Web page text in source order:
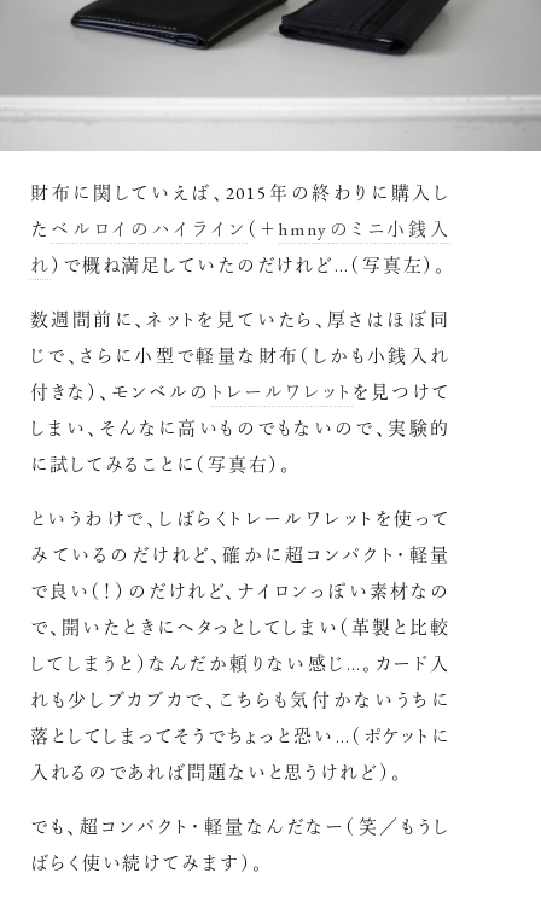
財布に関していえば、2015年の終わりに購入し
た ベルロイのハイライン （＋hmnyのミニ小銭入
れ ）で概ね満足していたのだけれど…（写真左）。
数週間前に、ネットを見ていたら、厚さはほぼ同
じで、さらに小型で軽量な財布（しかも小銭入れ
付きな）、モンベルの トレールワレット を見つけて
しまい、そんなに高いものでもないので、実験的
に試してみることに（写真右）。
というわけで、しばらくトレールワレットを使って
みているのだけれど、確かに超コンパクト・軽量
で良い（！）のだけれど、ナイロンっぽい素材なの
で、開いたときにヘタっとしてしまい（革製と比較
してしまうと）なんだか頼りない感じ…。カード入
れも少しブカブカで、こちらも気付かないうちに
落としてしまってそうでちょっと恐い…（ポケットに
入れるのであれば問題ないと思うけれど）。
でも、超コンパクト・軽量なんだなー（笑／もうし
ばらく使い続けてみます）。